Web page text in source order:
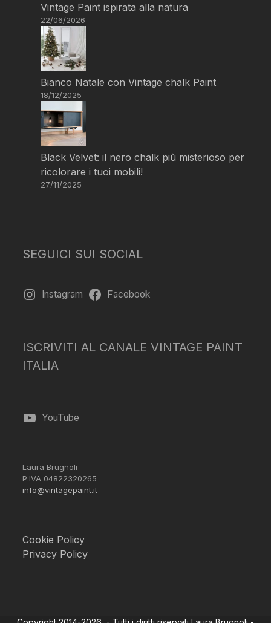
Vintage Paint ispirata alla natura
22/06/2026
Bianco Natale con Vintage chalk Paint
18/12/2025
Black Velvet: il nero chalk più misterioso per
ricolorare i tuoi mobili!
27/11/2025
SEGUICI SUI SOCIAL
Instagram Facebook
ISCRIVITI AL CANALE VINTAGE PAINT
ITALIA
YouTube
Laura Brugnoli
P.IVA 04822320265
info@vintagepaint.it
Cookie Policy
Privacy Policy